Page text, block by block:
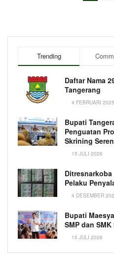
Trending
Daftar Nama
Tangerang
4 FEBRUARI 2025
Bupati
Penguatan
Skrining
15 JULI 2026
Pelaku
4 DESEMBER
Bupati
SMP dan
15 JULI 2026